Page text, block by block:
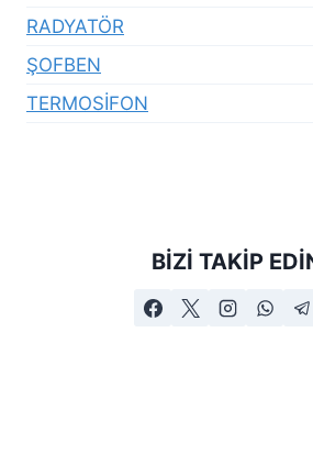
RADYATÖR
ŞOFBEN
TERMOSİFON
BIZI TAKIP